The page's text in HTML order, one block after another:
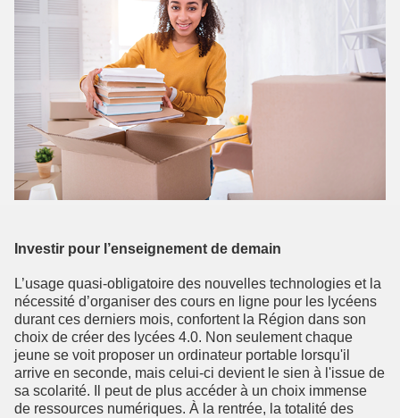
Investir pour l’enseignement de demain
L’usage quasi-obligatoire des nouvelles technologies et la
nécessité d’organiser des cours en ligne pour les lycéens
durant ces derniers mois, confortent la Région dans son
choix de créer des lycées 4.0. Non seulement chaque
jeune se voit proposer un ordinateur portable lorsqu'il
arrive en seconde, mais celui-ci devient le sien à l'issue de
sa scolarité. Il peut de plus accéder à un choix immense
de ressources numériques. À la rentrée, la totalité des